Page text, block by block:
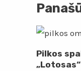
Pilkos
„Lotosas“